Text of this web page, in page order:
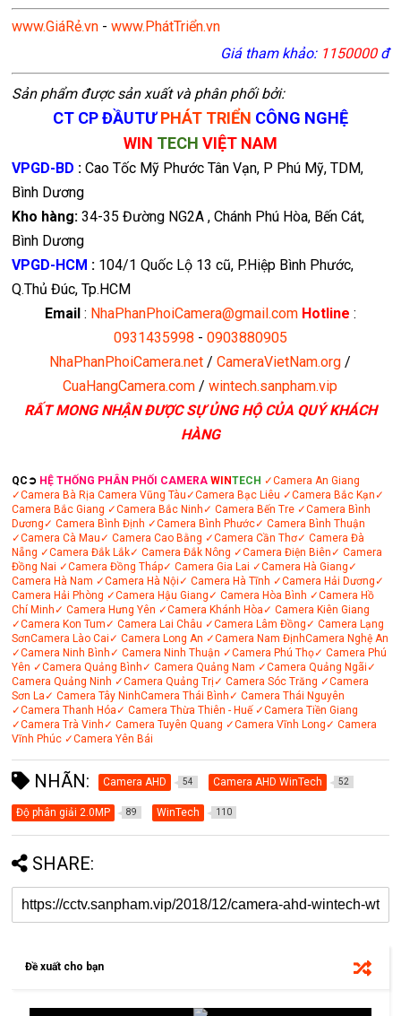
www.GiáRẻ.vn -www.PhátTriển.vn
Giá tham khảo: 1150000 đ
Sản phẩm được sản xuất và phân phối bởi:
CT CP ĐẦUTƯPHÁT TRIỂN CÔNG NGHỆ
WIN TECH VIỆT NAM
VPGD-BD :Cao Tốc Mỹ Phước Tân Vạn, P Phú Mỹ, TDM,
Bình Dương
Kho hàng:34-35 Đường NG2A , Chánh Phú Hòa, Bến Cát,
Bình Dương
VPGD-HCM : 104/1 Quốc Lộ 13 cũ, P.Hiệp Bình Phước,
Q.Thủ Đúc, Tp.HCM
Email : NhaPhanPhoiCamera@gmail.com Hotline :
0931435998 - 0903880905
NhaPhanPhoiCamera.net/CameraVietNam.org/
CuaHangCamera.com/wintech.sanpham.vip
RẤT MONG NHẬN ĐƯỢC SỰ ỦNG HỘ CỦA QUÝ KHÁCH
HÀNG
QC➲ HỆ THỐNG PHÂN PHỐI CAMERA WINTECH ✓Camera An Giang
✓Camera Bà Rịa Camera Vũng Tàu ✓Camera Bạc Liêu ✓Camera Bắc Kạn ✓
Camera Bắc Giang ✓Camera Bắc Ninh ✓ Camera Bến Tre ✓Camera Bình
Dương ✓ Camera Bình Định ✓Camera Bình Phước✓ Camera Bình Thuận
✓Camera Cà Mau ✓ Camera Cao Bằng ✓Camera Cần Thơ✓ Camera Đà
Nẵng ✓Camera Đắk Lắk✓ Camera Đắk Nông ✓Camera Điện Biên ✓ Camera
Đồng Nai ✓Camera Đồng Tháp✓ Camera Gia Lai ✓Camera Hà Giang ✓
Camera Hà Nam ✓Camera Hà Nội ✓ Camera Hà Tĩnh ✓Camera Hải Dương ✓
Camera Hải Phòng ✓Camera Hậu Giang ✓ Camera Hòa Bình ✓Camera Hồ
Chí Minh ✓ Camera Hưng Yên ✓Camera Khánh Hòa ✓ Camera Kiên Giang
✓Camera Kon Tum ✓ Camera Lai Châu ✓Camera Lâm Đồng ✓ Camera Lạng
SơnCamera Lào Cai ✓ Camera Long An ✓Camera Nam ĐịnhCamera Nghệ An
✓Camera Ninh Bình ✓ Camera Ninh Thuận ✓Camera Phú Thọ✓ Camera Phú
Yên ✓Camera Quảng Bình ✓ Camera Quảng Nam ✓Camera Quảng Ngãi ✓
Camera Quảng Ninh ✓Camera Quảng Trị ✓ Camera Sóc Trăng ✓Camera
Sơn La ✓ Camera Tây NinhCamera Thái Bình ✓ Camera Thái Nguyên
✓Camera Thanh Hóa ✓ Camera Thừa Thiên - Huế ✓Camera Tiền Giang
✓Camera Trà Vinh ✓ Camera Tuyên Quang ✓Camera Vĩnh Long ✓ Camera
Vĩnh Phúc ✓Camera Yên Bái
NHÃN: Camera AHD 54 Camera AHD WinTech 52
Độ phân giải 2.0MP 89 WinTech 110
SHARE:
Đề xuất cho bạn